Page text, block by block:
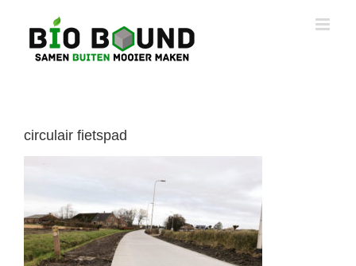
inhoud
circulair fietspad